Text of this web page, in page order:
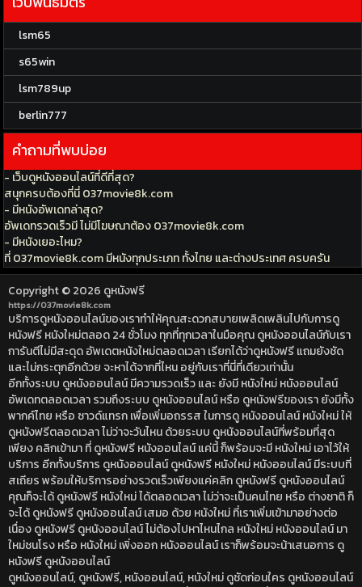
lsm65
s65win
lsm789up
berlin777
คำถามที่พบบ่อย
- เว็บดูหนังออนไลน์ที่ดีที่สุด?
สนุกครบต้องที่นี่ 037movie8k.com
- มีหนังอัพเดทล่าสุด?
อัพเดทรวดเร็วมี ไม่มีโฆษณาต้อง 037movie8k.com
- มีหนังเยอะไหม?
ที่ 037movie8k.com มีหนังทุกประเภท ทั้งไทย และต่างประเทศ ครบครัน
Copyright © 2026 ดูหนังฟรี
https://037movie8k.com
บริการดูหนังออนไลน์ของเราทำให้คุณสะดวกสบายเพลิดเพลินไปกับการดู
หนังฟรี หนังใหม่ตลอด 24 ชั่วโมง ทุกที่ทุกเวลาในมือคุณ ดูหนังออนไลน์กับเรา
การันตีไม่มีสะดุด อัพเดตหนังใหม่ตลอดเวลา เรียกได้ว่าดูหนังฟรี แถมยังชัด
และไม่กระตุกอีกด้วย จะหาได้จากที่ไหน อยู่กับเราที่นี่ที่เดียวเท่านั้น
อีกทั้งระบบ ดูหนังออนไลน์ มีความรวดเร็ว และ ยังมี หนังใหม่ หนังออนไลน์
อัพเดทตลอดเวลา รวมถึงระบบ ดูหนังออนไลน์ หรือ ดูหนังฟรีของเรา ยังมีทั้ง
พากค์ไทย หรือ ซาวด์แทรก เพื่อเพิ่มอถรรส ในการดู หนังออนไลน์ หนังใหม่ ให้
ดูหนังฟรีตลอดเวลา ไม่ว่าจะวันไหน ด้วยระบบ ดูหนังออนไลน์ที่พร้อมที่สุด
เพียง คลิกเข้ามา ที่ ดูหนังฟรี หนังออนไลน์ แค่นี้ ก็พร้อมจะมี หนังใหม่ เอาไว้ให้
บริการ อีกทั้งบริการ ดูหนังออนไลน์ ดูหนังฟรี หนังใหม่ หนังออนไลน์ มีระบบที่
สเถียร พร้อมให้บริการอย่างรวดเร็วเพียงแค่คลิก ดูหนังฟรี ดูหนังออนไลน์
คุณก็จะได้ ดูหนังฟรี หนังใหม่ ได้ตลอดเวลา ไม่ว่าจะเป็นคนไทย หรือ ต่างชาติ ก็
จะได้ ดูหนังฟรี ดูหนังออนไลน์ เสมอ ด้วย หนังใหม่ ที่เราเพิ่มเข้ามาอย่างต่อ
เนื่อง ดูหนังฟรี ดูหนังออนไลน์ ไม่ต้องไปหาไหนไกล หนังใหม่ หนังออนไลน์ มา
ใหม่ชนโรง หรือ หนังใหม่ เพิ่งออก หนังออนไลน์ เราก็พร้อมจะน้าเสนอการ ดู
หนังฟรี ดูหนังออนไลน์
ดูหนังออนไลน์, ดูหนังฟรี, หนังออนไลน์, หนังใหม่ ดูชัดก่อนใคร ดูหนังออนไลน์